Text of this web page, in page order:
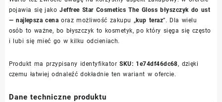
pojawia się jakoJeffree Star Cosmetics The Gloss błyszczyk do ust
— najlepsza cena oraz możliwość zakupu „kup teraz”. Dla wielu
osób to ważne, bo błyszczyk to kosmetyk, po który sięga się często
i lubi się mieć go w kilku odcieniach.
Produkt ma przypisany identyfikatorSKU: 1e74df46dc68, dzięki
czemu łatwiej odnaleźć dokładnie ten wariant w ofercie.
Dane techniczne produktu